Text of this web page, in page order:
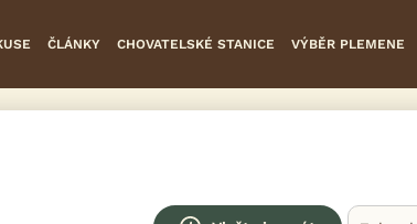
ČLÁNKY CHOVATELSKÉ STANICE VÝBĚR PLEMENE